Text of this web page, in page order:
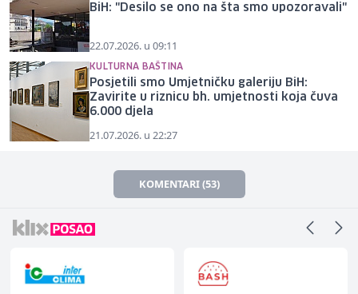
BiH: "Desilo se ono na šta smo upozoravali"
22.07.2026. u 09:11
KULTURNA BAŠTINA
Posjetili smo Umjetničku galeriju BiH:
Zavirite u riznicu bh. umjetnosti koja čuva
6.000 djela
21.07.2026. u 22:27
KOMENTARI (53)